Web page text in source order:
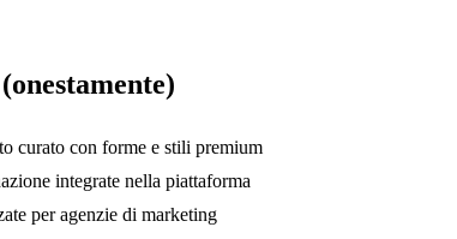
curato con forme e stili premium
integrate nella piattaforma
per agenzie di marketing